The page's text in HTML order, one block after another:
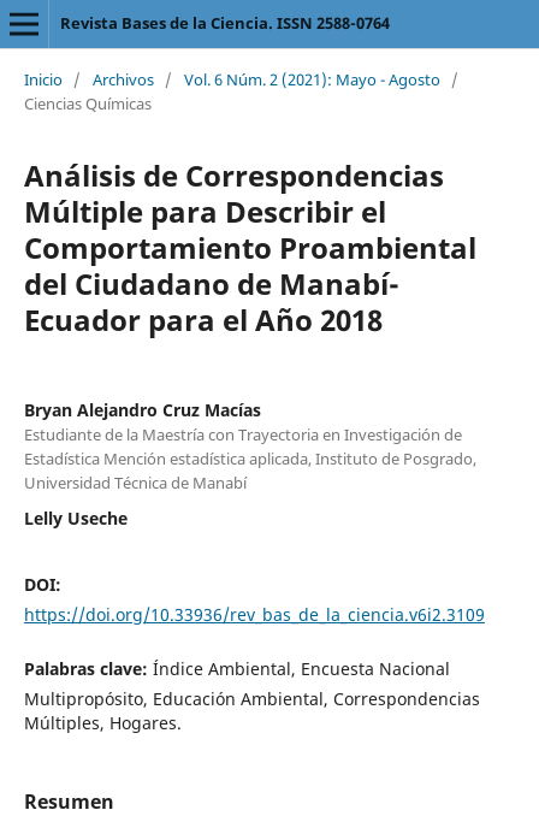
Revista Bases de la Ciencia. ISSN 2588-0764
Inicio / Archivos / Vol. 6 Núm. 2 (2021): Mayo - Agosto /
Ciencias Químicas
Análisis de Correspondencias
Múltiple para Describir el
Comportamiento Proambiental
del Ciudadano de Manabí-
Ecuador para el Año 2018
Bryan Alejandro Cruz Macías
Estudiante de la Maestría con Trayectoria en Investigación de
Estadística Mención estadística aplicada, Instituto de Posgrado,
Universidad Técnica de Manabí
Lelly Useche
DOI:
https://doi.org/10.33936/rev_bas_de_la_ciencia.v6i2.3109
Palabras clave: Índice Ambiental, Encuesta Nacional
Multipropósito, Educación Ambiental, Correspondencias
Múltiples, Hogares.
Resumen